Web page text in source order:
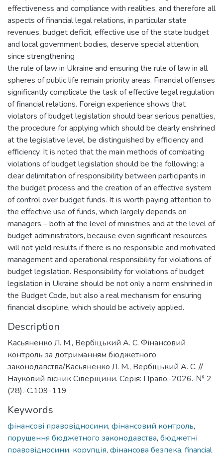
effectiveness and compliance with realities, and therefore all
aspects of financial legal relations, in particular state
revenues, budget deficit, effective use of the state budget
and local government bodies, deserve special attention,
since strengthening
the rule of law in Ukraine and ensuring the rule of law in all
spheres of public life remain priority areas. Financial offenses
significantly complicate the task of effective legal regulation
of financial relations. Foreign experience shows that
violators of budget legislation should bear serious penalties,
the procedure for applying which should be clearly enshrined
at the legislative level, be distinguished by efficiency and
efficiency. It is noted that the main methods of combating
violations of budget legislation should be the following: a
clear delimitation of responsibility between participants in
the budget process and the creation of an effective system
of control over budget funds. It is worth paying attention to
the effective use of funds, which largely depends on
managers – both at the level of ministries and at the level of
budget administrators, because even significant resources
will not yield results if there is no responsible and motivated
management and operational responsibility for violations of
budget legislation. Responsibility for violations of budget
legislation in Ukraine should be not only a norm enshrined in
the Budget Code, but also a real mechanism for ensuring
financial discipline, which should be actively applied.
Description
Касьяненко Л. М., Вербіцький А. С. Фінансовий
контроль за дотриманням бюджетного
законодавства/Касьяненко Л. М., Вербіцький А. С. //
Науковий вісник Сіверщини. Серія: Право.-2026.-№ 2
(28).-С.109-119
Keywords
фінансові правовідносини, фінансовий контроль,
порушення бюджетного законодавства, бюджетні
правовідносини, корупція, фінансова безпека, financial